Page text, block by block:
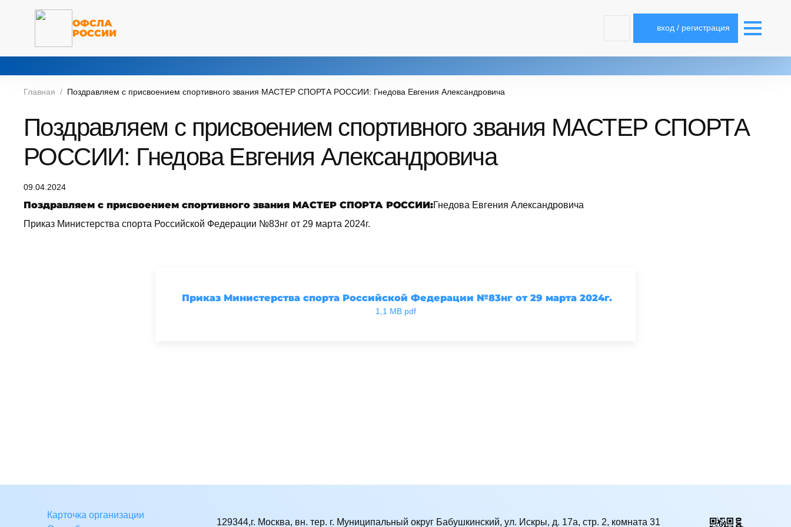
ОФСЛА
РОССИИ
вход / регистрация
Главная Поздравляем с присвоением спортивного звания МАСТЕР СПОРТА РОССИИ: Гнедова Евгения Александровича
Поздравляем с присвоением спортивного звания МАСТЕР СПОРТА
РОССИИ: Гнедова Евгения Александровича
09.04.2024
Поздравляем с присвоением спортивного звания МАСТЕР СПОРТА РОССИИ:Гнедова Евгения Александровича
Приказ Министерства спорта Российской Федерации №83нг от 29 марта 2024г.
Приказ Министерства спорта Российской Федерации №83нг от 29 марта 2024г.
1,1 MB pdf
Карточка организации
129344,г. Москва, вн. тер. г. Муниципальный округ Бабушкинский, ул. Искры, д. 17а, стр. 2, комната 31